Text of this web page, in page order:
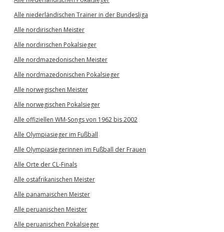
Alle niederländischen Trainer in der Bundesliga
Alle nordirischen Meister
Alle nordirischen Pokalsieger
Alle nordmazedonischen Meister
Alle nordmazedonischen Pokalsieger
Alle norwegischen Meister
Alle norwegischen Pokalsieger
Alle offiziellen WM-Songs von 1962 bis 2002
Alle Olympiasieger im Fußball
Alle Olympiasiegerinnen im Fußball der Frauen
Alle Orte der CL-Finals
Alle ostafrikanischen Meister
Alle panamaischen Meister
Alle peruanischen Meister
Alle peruanischen Pokalsieger